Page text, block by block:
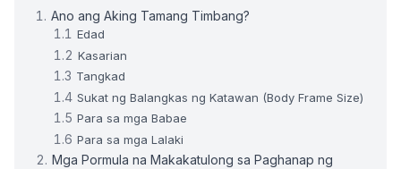
Ano ang Aking Tamang Timbang?
Edad
Kasarian
Tangkad
Sukat ng Balangkas ng Katawan (Body Frame Size)
Para sa mga Babae
Para sa mga Lalaki
Mga Pormula na Makakatulong sa Paghanap ng